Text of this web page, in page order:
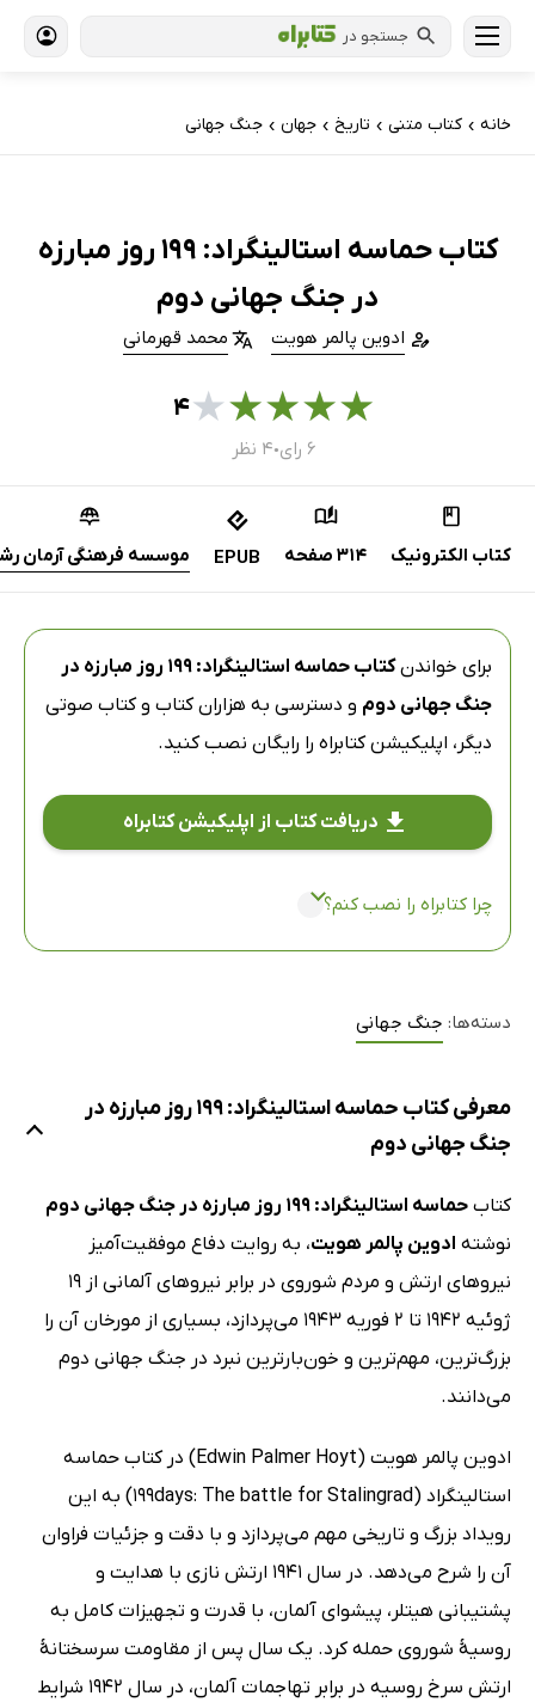
جستجو در
خانه › کتاب‌ متنی › تاریخ › جهان › جنگ جهانی
کتاب حماسه استالینگراد: 199 روز مبارزه
در جنگ جهانی دوم
ادوین پالمر هویت محمد قهرمانی
★
★
★
★
★۴
۶ رای ● ۴ نظر
کتاب الکترونیک 314 صفحه EPUB موسسه فرهنگی آرمان
برای خواندن
کتاب حماسه استالینگراد: 199 روز مبارزه در
جنگ جهانی دوم و دسترسی به هزاران کتاب و کتاب صوتی
دیگر، اپلیکیشن کتابراه را رایگان نصب کنید.
دریافت کتاب از اپلیکیشن کتابراه
چرا کتابراه را نصب کنم؟
دسته‌ها: جنگ جهانی
معرفی کتاب حماسه استالینگراد: 199 روز مبارزه در
جنگ جهانی دوم
کتاب حماسه استالینگراد: 199 روز مبارزه در جنگ جهانی دوم
نوشته ادوین پالمر هویت، به روایت دفاع موفقیت‌آمیز
نیروهای ارتش و مردم شوروی در برابر نیروهای آلمانی از 19
ژوئیه 1942 تا 2 فوریه 1943 می‌پردازد، بسیاری از مورخان آن را
بزرگ‌ترین، مهم‌ترین و خون‌بارترین نبرد در جنگ جهانی دوم
می‌دانند.
ادوین پالمر هویت (Edwin Palmer Hoyt) در کتاب حماسه
استالینگراد (199days: The battle for Stalingrad) به این
رویداد بزرگ و تاریخی مهم می‌پردازد و با دقت و جزئیات فراوان
آن را شرح می‌دهد. در سال 1941 ارتش نازی با هدایت و
پشتیبانی هیتلر، پیشوای آلمان، با قدرت و تجهیزات کامل به
روسیۀ شوروی حمله کرد. یک سال پس از مقاومت سرسختانۀ
ارتش سرخ روسیه در برابر تهاجمات آلمان، در سال 1942 شرایط